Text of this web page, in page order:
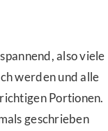
also viele
werden und alle
Portionen.
geschrieben